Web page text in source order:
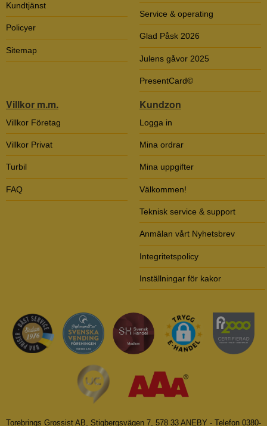
Kundtjänst
Policyer
Sitemap
Service & operating
Glad Påsk 2026
Julens gåvor 2025
PresentCard©
Villkor m.m.
Villkor Företag
Villkor Privat
Turbil
FAQ
Kundzon
Logga in
Mina ordrar
Mina uppgifter
Välkommen!
Teknisk service & support
Anmälan vårt Nyhetsbrev
Integritetspolicy
Inställningar för kakor
Torebrings Grossist AB, Stigbergsvägen 7, 578 33 ANEBY - Telefon 0380-